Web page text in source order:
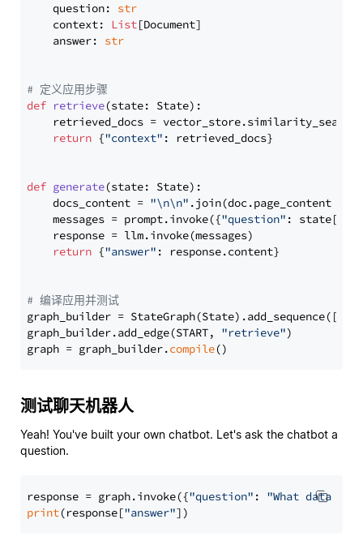
    question:
str
    context:
List[Document]
    answer:
str
# 定义应用步骤
def retrieve(state: State):
retrieved_docs =
return {"context" : retrieved_docs}
def generate(state: State):
    docs_content =
"\n\n" .join(doc.page_content
    messages = prompt.invoke({
"question" : state[
    response = llm.invoke(messages)
return {"answer" : response.content}
# 编译应用并测试
graph_builder =
graph_builder.add_edge(START, "retrieve")
graph = graph_builder.compile
测试聊天机器人
Yeah! You've built your own chatbot. Let's ask the chatbot a
question.
response = graph.invoke({"question" : "What data
print(response["answer"